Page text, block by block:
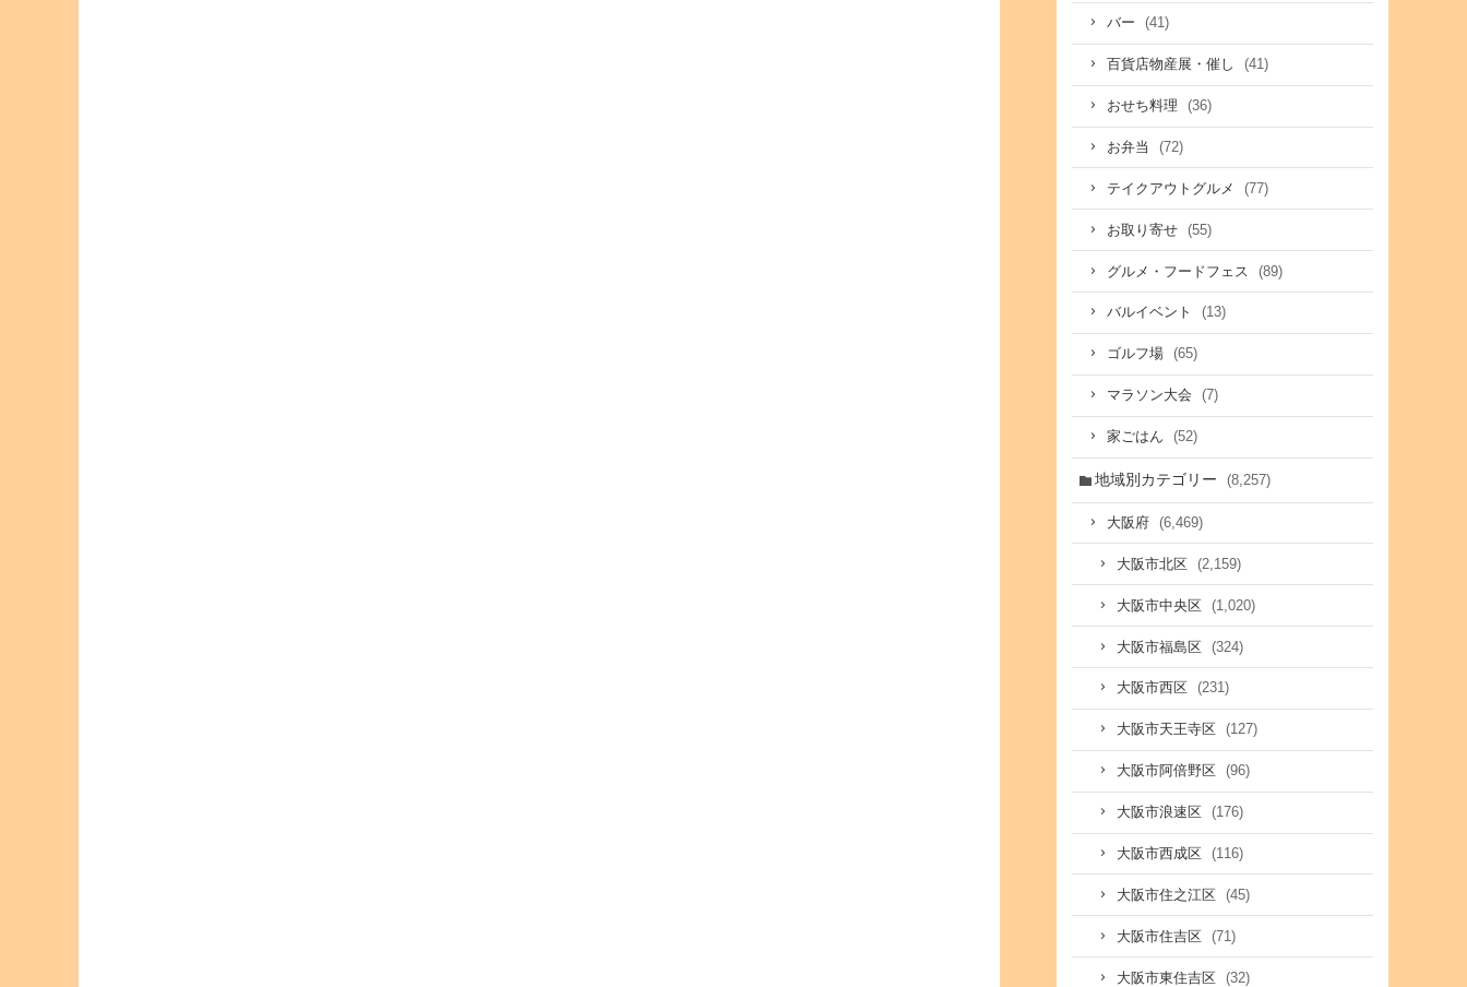
バー (41)
百貨店物産展・催し (41)
おせち料理 (36)
お弁当 (72)
テイクアウトグルメ (77)
お取り寄せ (55)
グルメ・フードフェス (89)
バルイベント (13)
ゴルフ場 (65)
マラソン大会 (7)
家ごはん (52)
地域別カテゴリー (8,257)
大阪府 (6,469)
大阪市北区 (2,159)
大阪市中央区 (1,020)
大阪市福島区 (324)
大阪市西区 (231)
大阪市天王寺区 (127)
大阪市阿倍野区 (96)
大阪市浪速区 (176)
大阪市西成区 (116)
大阪市住之江区 (45)
大阪市住吉区 (71)
大阪市東住吉区 (32)